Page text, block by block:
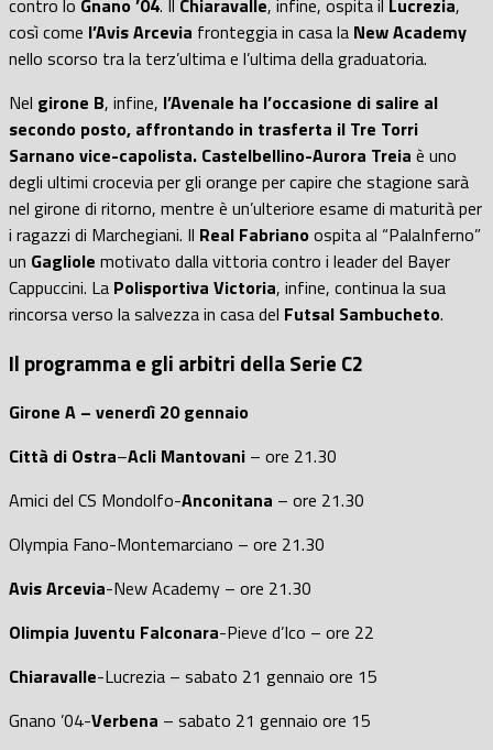
contro lo Gnano ’04. Il Chiaravalle, infine, ospita il Lucrezia,
così come l’Avis Arcevia fronteggia in casa la New Academy
nello scorso tra la terz’ultima e l’ultima della graduatoria.
Nel girone B, infine, l’Avenale ha l’occasione di salire al
secondo posto, affrontando in trasferta il Tre Torri
Sarnano vice-capolista. Castelbellino-Aurora Treia è uno
degli ultimi crocevia per gli orange per capire che stagione sarà
nel girone di ritorno, mentre è un’ulteriore esame di maturità per
i ragazzi di Marchegiani. Il Real Fabrianoospita al “PalaInferno”
un Gagliole motivato dalla vittoria contro i leader del Bayer
Cappuccini. La Polisportiva Victoria, infine, continua la sua
rincorsa verso la salvezza in casa del Futsal Sambucheto.
Il programma e gli arbitri della Serie C2
Girone A – venerdì 20 gennaio
Città di Ostra–Acli Mantovani – ore 21.30
Amici del CS Mondolfo-Anconitana – ore 21.30
Olympia Fano-Montemarciano – ore 21.30
Avis Arcevia-New Academy – ore 21.30
Olimpia Juventu Falconara-Pieve d’Ico – ore 22
Chiaravalle-Lucrezia – sabato 21 gennaio ore 15
Gnano ’04-Verbena – sabato 21 gennaio ore 15